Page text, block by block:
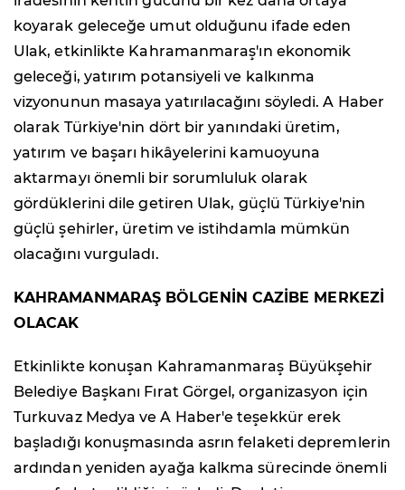
koyarak geleceğe umut olduğunu ifade eden
Ulak, etkinlikte Kahramanmaraş'ın ekonomik
geleceği, yatırım potansiyeli ve kalkınma
vizyonunun masaya yatırılacağını söyledi. A Haber
olarak Türkiye'nin dört bir yanındaki üretim,
yatırım ve başarı hikâyelerini kamuoyuna
aktarmayı önemli bir sorumluluk olarak
gördüklerini dile getiren Ulak, güçlü Türkiye'nin
güçlü şehirler, üretim ve istihdamla mümkün
olacağını vurguladı.
KAHRAMANMARAŞ BÖLGENİN CAZİBE MERKEZİ
OLACAK
Etkinlikte konuşan Kahramanmaraş Büyükşehir
Belediye Başkanı Fırat Görgel, organizasyon için
Turkuvaz Medya ve A Haber'e teşekkür erek
başladığı konuşmasında asrın felaketi depremlerin
ardından yeniden ayağa kalkma sürecinde önemli